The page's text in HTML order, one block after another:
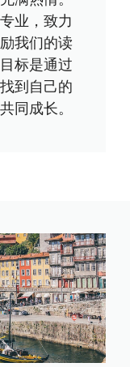
业，致力
我们的读
标是通过
到自己的
同成长。